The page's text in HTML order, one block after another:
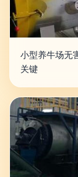
小型养牛场无
关键